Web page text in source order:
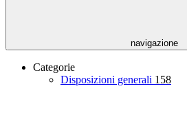
navigazione
Categorie
Disposizioni generali 158